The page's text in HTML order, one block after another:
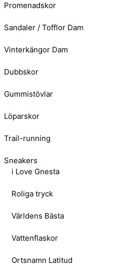
Promenadskor
Sandaler / Tofflor Dam
Vinterkängor Dam
Dubbskor
Gummistövlar
Löparskor
Trail-running
Sneakers
i Love Gnesta
Roliga tryck
Världens Bästa
Vattenflaskor
Ortsnamn Latitud